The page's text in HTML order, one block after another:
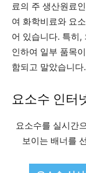
료의 주 생산원료
여 화학비료와 요
어 있습니다. 특히,
인하여 일부 품목
함되고 말았습니다.
요소수 인터
요소수를 실시간
보이는 배너를